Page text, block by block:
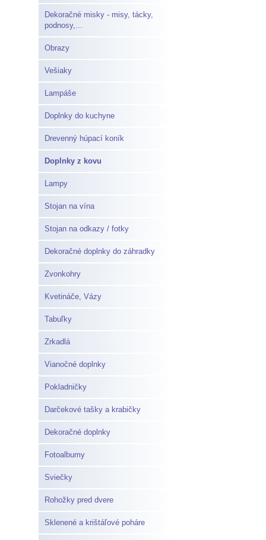
Dekoračné misky - misy, tácky,
podnosy,...
Obrazy
Vešiaky
Lampáše
Doplnky do kuchyne
Drevenný húpací koník
Doplnky z kovu
Lampy
Stojan na vína
Stojan na odkazy / fotky
Dekoračné doplnky do záhradky
Zvonkohry
Kvetináče, Vázy
Tabuľky
Zrkadlá
Vianočné doplnky
Pokladničky
Darčekové tašky a krabičky
Dekoračné doplnky
Fotoalbumy
Sviečky
Rohožky pred dvere
Sklenené a krištáľové poháre